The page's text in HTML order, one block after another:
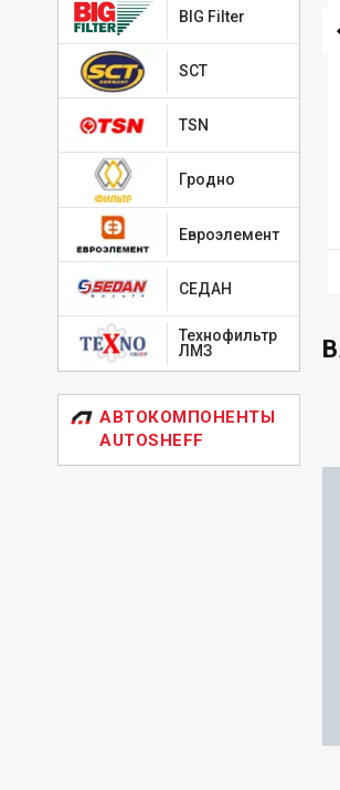
BIG Filter
SCT
TSN
Гродно
Евроэлемент
СЕДАН
Технофильтр
ЛМЗ
АВТОКОМПОНЕНТЫ
AUTOSHEFF
HC5801 - AUTOSHEFF
Фильтр гидравлический
AUTOSHEFF HC5801 (аналог
HF35018, W935/2, P551348,
ST30781) для CAT 315, 320,
325, 330; KUBOTA, YANMAR
495 Р